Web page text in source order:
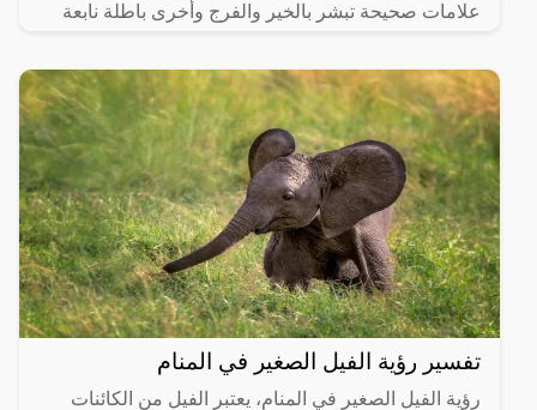
علامات صحيحة تبشر بالخير والفرج وأخرى باطلة نابعة
تفسير رؤية الفيل الصغير في المنام
رؤية الفيل الصغير في المنام، يعتبر الفيل من الكائنات